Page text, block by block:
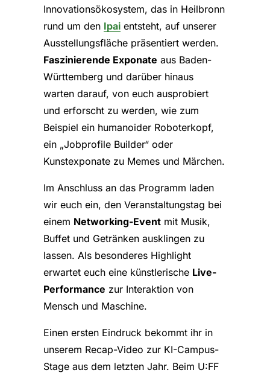
Innovationsökosystem, das in Heilbronn
rund um den Ipai entsteht, auf unserer
Ausstellungsfläche präsentiert werden.
Faszinierende Exponate aus Baden-
Württemberg und darüber hinaus
warten darauf, von euch ausprobiert
und erforscht zu werden, wie zum
Beispiel ein humanoider Roboterkopf,
ein „Jobprofile Builder“ oder
Kunstexponate zu Memes und Märchen.
Im Anschluss an das Programm laden
wir euch ein, den Veranstaltungstag bei
einem Networking-Event mit Musik,
Buffet und Getränken ausklingen zu
lassen. Als besonderes Highlight
erwartet euch eine künstlerische Live-
Performance zur Interaktion von
Mensch und Maschine.
Einen ersten Eindruck bekommt ihr in
unserem Recap-Video zur KI-Campus-
Stage aus dem letzten Jahr. Beim U:FF